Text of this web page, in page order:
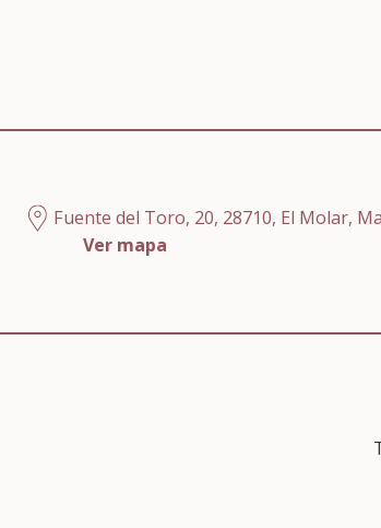
Fuente del Toro, 20, 28710, El Molar,
Ver mapa